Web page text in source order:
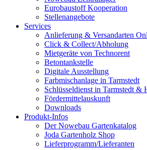
Eurobaustoff Kooperation
Stellenangebote
Services
Anlieferung & Versandarten
Click & Collect/Abholung
Mietgeräte von Technorent
Betontankstelle
Digitale Ausstellung
Farbmischanlage in Tarmstedt
Schlüsseldienst in Tarmstedt &
Fördermittelauskunft
Downloads
Produkt-Infos
Der Nowebau Gartenkatalog
Joda Gartenholz Shop
Lieferprogramm/Lieferanten